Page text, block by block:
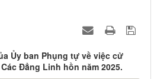
Ủy ban Phụng tự về việc cử
Đẳng Linh hồn năm 2025.